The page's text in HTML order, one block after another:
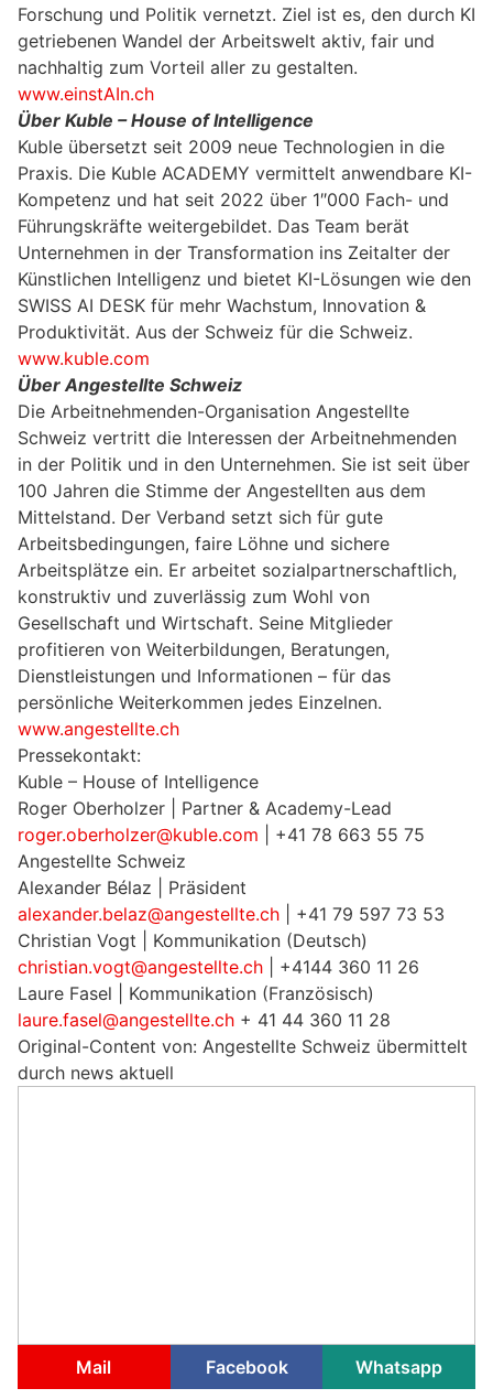
Forschung und Politik vernetzt. Ziel ist es, den durch KI
getriebenen Wandel der Arbeitswelt aktiv, fair und
nachhaltig zum Vorteil aller zu gestalten.
www.einstAIn.ch
Über Kuble – House of Intelligence
Kuble übersetzt seit 2009 neue Technologien in die
Praxis. Die Kuble ACADEMY vermittelt anwendbare KI-
Kompetenz und hat seit 2022 über 1″000 Fach- und
Führungskräfte weitergebildet. Das Team berät
Unternehmen in der Transformation ins Zeitalter der
Künstlichen Intelligenz und bietet KI-Lösungen wie den
SWISS AI DESK für mehr Wachstum, Innovation &
Produktivität. Aus der Schweiz für die Schweiz.
www.kuble.com
Über Angestellte Schweiz
Die Arbeitnehmenden-Organisation Angestellte
Schweiz vertritt die Interessen der Arbeitnehmenden
in der Politik und in den Unternehmen. Sie ist seit über
100 Jahren die Stimme der Angestellten aus dem
Mittelstand. Der Verband setzt sich für gute
Arbeitsbedingungen, faire Löhne und sichere
Arbeitsplätze ein. Er arbeitet sozialpartnerschaftlich,
konstruktiv und zuverlässig zum Wohl von
Gesellschaft und Wirtschaft. Seine Mitglieder
profitieren von Weiterbildungen, Beratungen,
Dienstleistungen und Informationen – für das
persönliche Weiterkommen jedes Einzelnen.
www.angestellte.ch
Pressekontakt:
Kuble – House of Intelligence
Roger Oberholzer | Partner & Academy-Lead
roger.oberholzer@kuble.com | +41 78 663 55 75
Angestellte Schweiz
Alexander Bélaz | Präsident
alexander.belaz@angestellte.ch | +41 79 597 73 53
Christian Vogt | Kommunikation (Deutsch)
christian.vogt@angestellte.ch | +4144 360 11 26
Laure Fasel | Kommunikation (Französisch)
laure.fasel@angestellte.ch + 41 44 360 11 28
Original-Content von: Angestellte Schweiz übermittelt
durch news aktuell
Mail Facebook Whatsapp